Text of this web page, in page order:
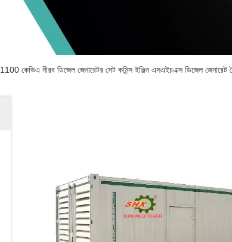
1100 কেভিএ নীরব ডিজেল জেনারেটর সেট কমিন্স ইঞ্জিন এসএইচএক্স ডিজেল